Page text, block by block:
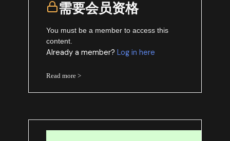
需要会员资格
You must be a member to access this
content.
Already a member?Log in here
Read more >